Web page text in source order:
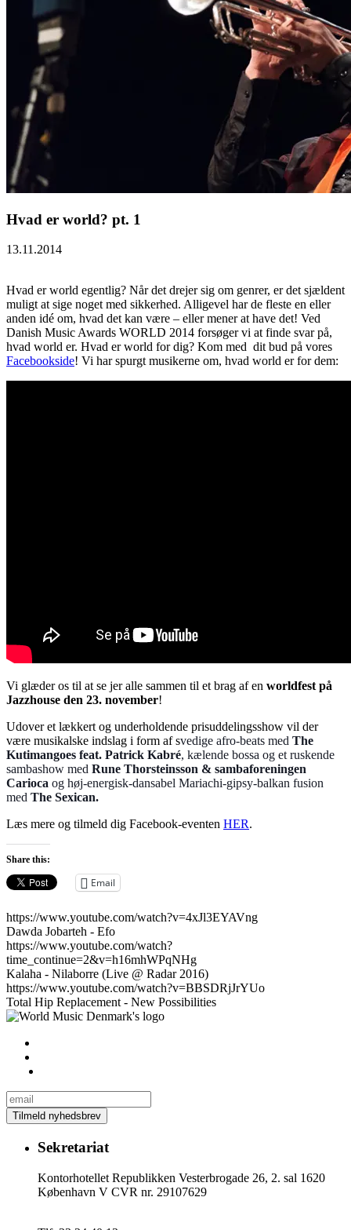
Hvad er world? pt. 1
13.11.2014
Hvad er world egentlig? Når det drejer sig om genrer, er det sjældent
muligt at sige noget med sikkerhed. Alligevel har de fleste en eller
anden idé om, hvad det kan være – eller mener at have det! Ved
Danish Music Awards WORLD 2014 forsøger vi at finde svar på,
hvad world er. Hvad er world for dig? Kom med dit bud på vores
Facebookside! Vi har spurgt musikerne om, hvad world er for dem:
Vi glæder os til at se jer alle sammen til et brag af en worldfest på
Jazzhouse den 23. november!
Udover et lækkert og underholdende prisuddelingsshow vil der
være musikalske indslag i form af svedige afro-beats med The
Kutimangoes feat. Patrick Kabré, kælende bossa og et ruskende
sambashow med Rune Thorsteinsson & sambaforeningen
Carioca og høj-energisk-dansabel Mariachi-gipsy-balkan fusion
med The Sexican.
Læs mere og tilmeld dig Facebook-eventen HER.
Share this:
Email
https://www.youtube.com/watch?v=4xJl3EYAVng
Dawda Jobarteh - Efo
https://www.youtube.com/watch?
time_continue=2&v=h16mhWPqNHg
Kalaha - Nilaborre (Live @ Radar 2016)
https://www.youtube.com/watch?v=BBSDRjJrYUo
Total Hip Replacement - New Possibilities
Sekretariat
Kontorhotellet Republikken Vesterbrogade 26, 2. sal 1620
København V CVR nr. 29107629